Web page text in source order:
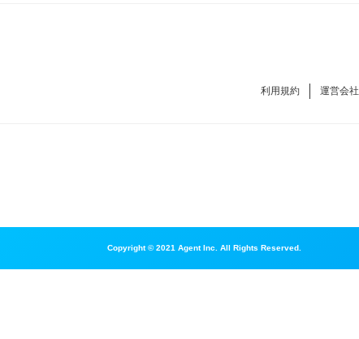
利用規約 運営会社
Copyright © 2021 Agent Inc. All Rights Reserved.